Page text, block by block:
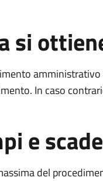
si
In caso
e
del